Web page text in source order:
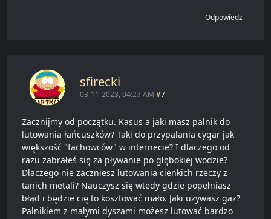
Odpowiedz
sfirecki
03-11-2023, 04:27 AM #7
Zacznijmy od początku. Kasus a jaki masz palnik do
lutowania łańcuszków? Taki do przypalania cygar jak
większość "fachowców" w internecie? I dlaczego od
razu zabrałeś się za pływanie po głębokiej wodzie?
Dlaczego nie zaczniesz lutowania cienkich rzeczy z
tanich metali? Nauczysz się wtedy gdzie popełniasz
błąd i będzie cię to kosztować mało. Jaki używasz gaz?
Palnikiem z małymi dyszami możesz lutować bardzo